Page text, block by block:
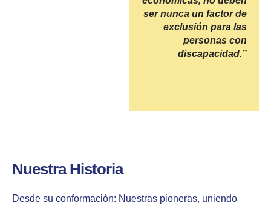
ser nunca un factor de
exclusión para las
personas con
discapacidad.”
Nuestra Historia
Desde su conformación: Nuestras pioneras, uniendo